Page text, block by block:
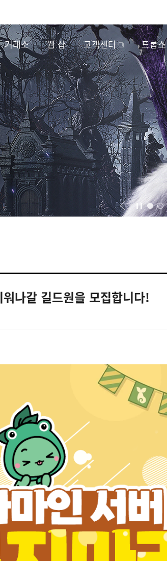
거래소 웹 샵 고객센터 드롭스
나갈 길드원을 모집합니다!